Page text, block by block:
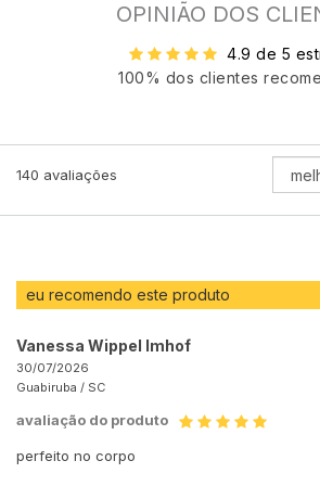
OPINIÃO DOS
4.9 de 5
100% dos clientes
140 avaliações
eu recomendo este produto
Vanessa Wippel Imhof
30/07/2026
Guabiruba / SC
avaliação do produto
perfeito no corpo